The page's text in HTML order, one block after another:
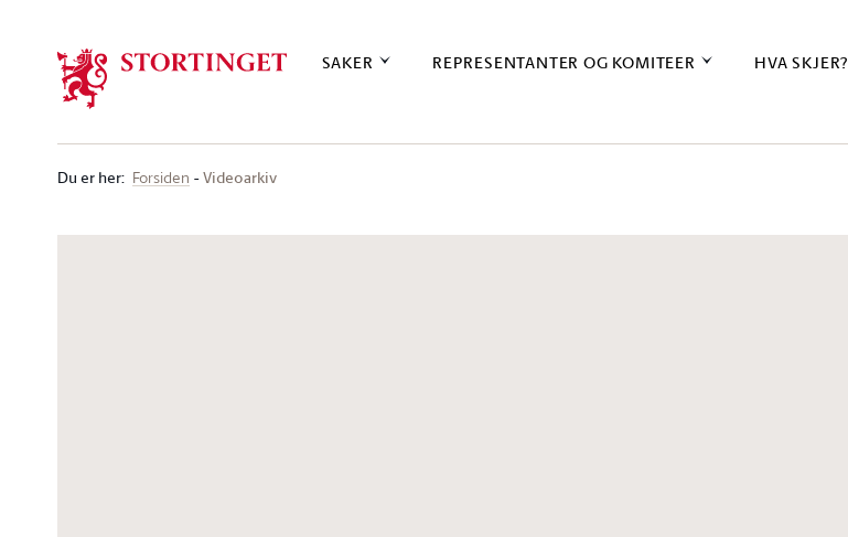
SAKER REPRESENTANTER OG KOMITEER HVA SKJER?
Du er her: Forsiden Videoarkiv